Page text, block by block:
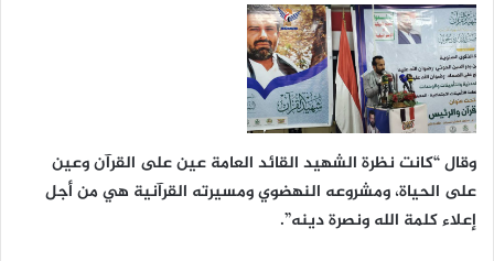
وقال “كانت نظرة الشهيد القائد العامة عين على القرآن وعين
على الحياة، ومشروعه النهضوي ومسيرته القرآنية هي من أجل
إعلاء كلمة الله ونصرة دينه”.